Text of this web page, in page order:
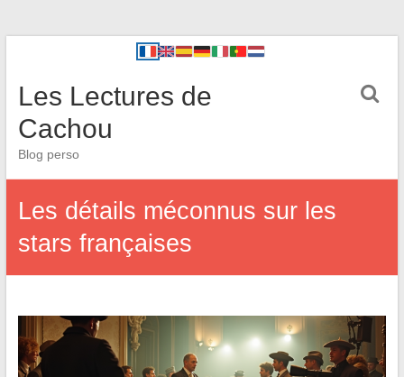
Les Lectures de
Cachou
Blog perso
Les détails méconnus sur les
stars françaises